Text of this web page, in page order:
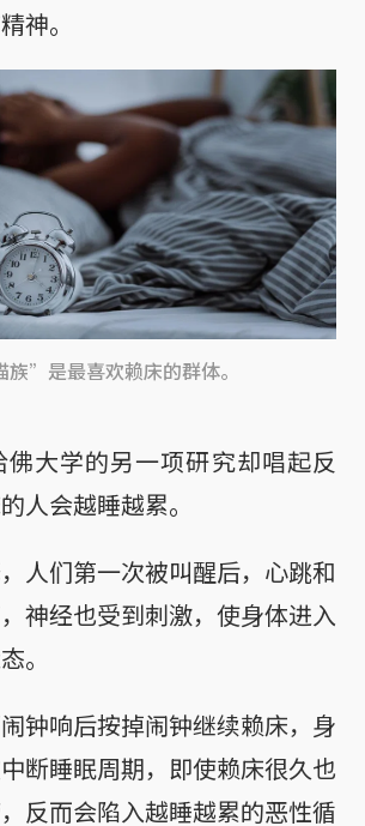
神。
”是最喜欢赖床的群体。
大学的另一项研究却唱起反
人会越睡越累。
人们第一次被叫醒后，心跳和
神经也受到刺激，使身体进入
。
钟响后按掉闹钟继续赖床，身
断睡眠周期，即使赖床很久也
反而会陷入越睡越累的恶性循